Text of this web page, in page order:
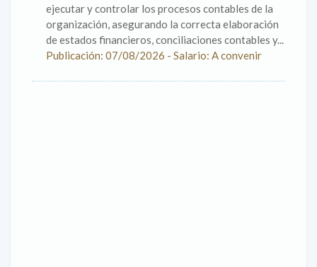
ejecutar y controlar los procesos contables de la
organización, asegurando la correcta elaboración
de estados financieros, conciliaciones contables y...
Publicación: 07/08/2026 - Salario: A convenir